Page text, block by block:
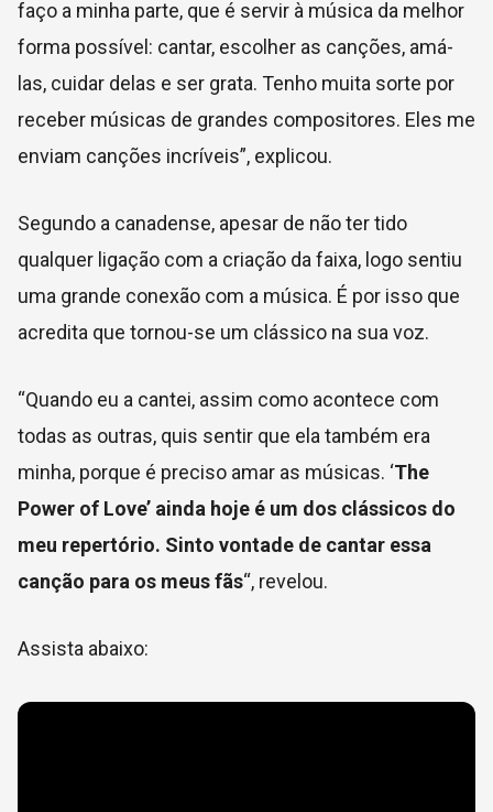
faço a minha parte, que é servir à música da melhor
forma possível: cantar, escolher as canções, amá-
las, cuidar delas e ser grata. Tenho muita sorte por
receber músicas de grandes compositores. Eles me
enviam canções incríveis”, explicou.
Segundo a canadense, apesar de não ter tido
qualquer ligação com a criação da faixa, logo sentiu
uma grande conexão com a música. É por isso que
acredita que tornou-se um clássico na sua voz.
“Quando eu a cantei, assim como acontece com
todas as outras, quis sentir que ela também era
minha, porque é preciso amar as músicas. ‘The
Power of Love’ ainda hoje é um dos clássicos do
meu repertório. Sinto vontade de cantar essa
canção para os meus fãs“, revelou.
Assista abaixo: